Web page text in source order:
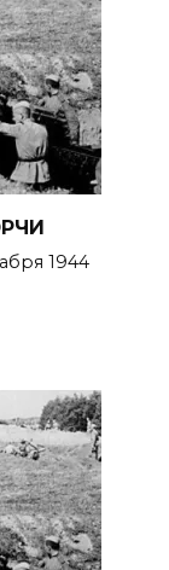
1944